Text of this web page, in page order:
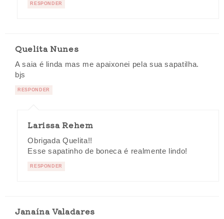
RESPONDER
Quelita Nunes
A saia é linda mas me apaixonei pela sua sapatilha.
bjs
RESPONDER
Larissa Rehem
Obrigada Quelita!!
Esse sapatinho de boneca é realmente lindo!
RESPONDER
Janaína Valadares